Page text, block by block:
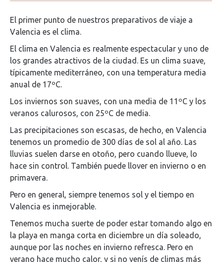
El primer punto de nuestros preparativos de viaje a
Valencia es el clima.
El clima en Valencia es realmente espectacular y uno de
los grandes atractivos de la ciudad. Es un clima suave,
típicamente mediterráneo, con una temperatura media
anual de 17ºC.
Los inviernos son suaves, con una media de 11ºC y los
veranos calurosos, con 25ºC de media.
Las precipitaciones son escasas, de hecho, en Valencia
tenemos un promedio de 300 días de sol al año. Las
lluvias suelen darse en otoño, pero cuando llueve, lo
hace sin control. También puede llover en invierno o en
primavera.
Pero en general, siempre tenemos sol y el tiempo en
Valencia es inmejorable.
Tenemos mucha suerte de poder estar tomando algo en
la playa en manga corta en diciembre un día soleado,
aunque por las noches en invierno refresca. Pero en
verano hace mucho calor, y si no venís de climas más